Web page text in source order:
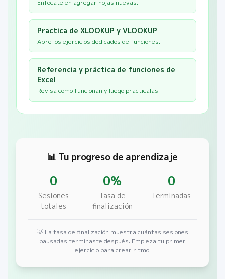
Enfocate en agregar hojas nuevas.
Practica de XLOOKUP y VLOOKUP
Abre los ejercicios dedicados de funciones.
Referencia y práctica de funciones de
Excel
Revisa como funcionan y luego practicalas.
📊 Tu progreso de aprendizaje
0
Sesiones
totales
0%
Tasa de
finalización
0
Terminadas
💡 La tasa de finalización muestra cuántas sesiones
pausadas terminaste después. Empieza tu primer
ejercicio para crear ritmo.